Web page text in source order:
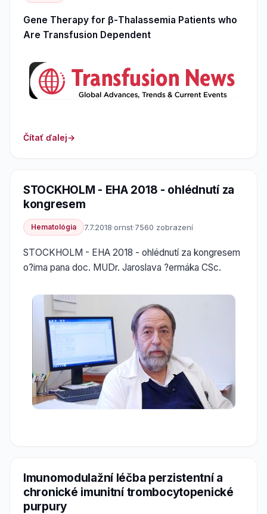
Gene Therapy for β-Thalassemia Patients who
Are Transfusion Dependent
Čítať ďalej
STOCKHOLM - EHA 2018 - ohlédnutí za
kongresem
Hematológia 7.7.2018·ornst·7560 zobrazení
STOCKHOLM - EHA 2018 - ohlédnutí za kongresem
o?ima pana doc. MUDr. Jaroslava ?ermáka CSc.
Imunomodulažní léčba perzistentní a
chronické imunitní trombocytopenické
purpury